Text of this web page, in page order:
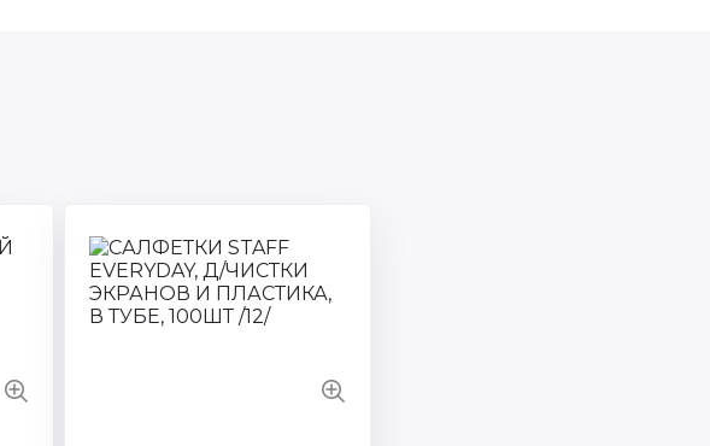
Артикул: 671210/417288
Торговая марка: Silwerhof
Смотреть все характеристики